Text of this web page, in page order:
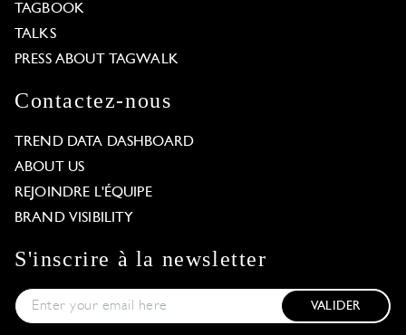
TAGBOOK
TALKS
PRESS ABOUT TAGWALK
Contactez-nous
TREND DATA DASHBOARD
ABOUT US
REJOINDRE L'ÉQUIPE
BRAND VISIBILITY
S'inscrire à la newsletter
VALIDER